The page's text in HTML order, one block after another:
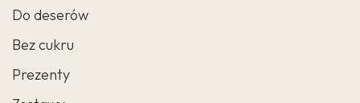
Do deserów
Bez cukru
Prezenty